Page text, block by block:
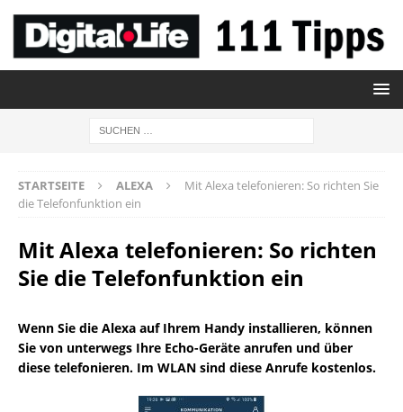
STARTSEITE ALEXA
Mit Alexa telefonieren: So richten Sie
die Telefonfunktion ein
Mit Alexa telefonieren: So richten
Sie die Telefonfunktion ein
Wenn Sie die Alexa auf Ihrem Handy installieren, können
Sie von unterwegs Ihre Echo-Geräte anrufen und über
diese telefonieren. Im WLAN sind diese Anrufe kostenlos.